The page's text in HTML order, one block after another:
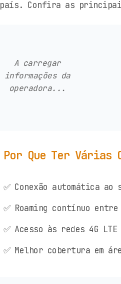
país. Confira as
A carregar
informações da
operadora...
Por Que Ter Várias
✅ Conexão automática
✅ Roaming contínuo
✅ Acesso às redes 4G
✅ Melhor cobertura em